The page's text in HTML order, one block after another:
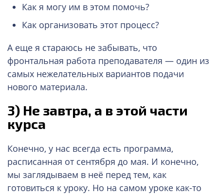
Как я могу им в этом помочь?
Как организовать этот процесс?
А еще я стараюсь не забывать, что
фронтальная работа преподавателя — один из
самых нежелательных вариантов подачи
нового материала.
3) Не завтра, а в этой части
курса
Конечно, у нас всегда есть программа,
расписанная от сентября до мая. И конечно,
мы заглядываем в неё перед тем, как
готовиться к уроку. Но на самом уроке как-то